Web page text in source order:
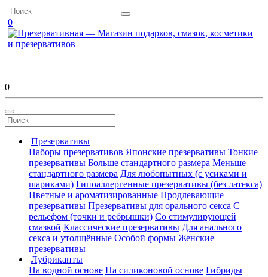
0
0
Презервативы
Наборы презервативов Японские презервативы Тонкие
презервативы Больше стандартного размера Меньше
стандартного размера Для любопытных (с усиками и
шариками) Гипоаллергенные презервативы (без латекса)
Цветные и ароматизированные Продлевающие
презервативы Презервативы для орального секса С
рельефом (точки и ребрышки) Со стимулирующей
смазкой Классические презервативы Для анального
секса и утолщённые Особой формы Женские
презервативы
Лубриканты
На водной основе На силиконовой основе Гибриды